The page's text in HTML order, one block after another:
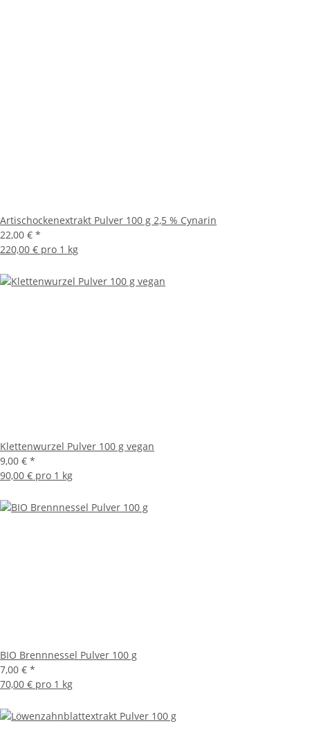
Artischockenextrakt Pulver 100 g 2,5 % Cynarin
22,00 € *
220,00 € pro 1 kg
Klettenwurzel Pulver 100 g vegan
9,00 € *
90,00 € pro 1 kg
BIO Brennnessel Pulver 100 g
7,00 € *
70,00 € pro 1 kg